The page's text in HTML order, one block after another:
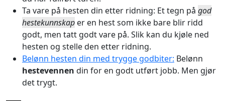
Ta vare på hesten din etter ridning: Et tegn på god
hestekunnskap er en hest som ikke bare blir ridd
godt, men tatt godt vare på. Slik kan du kjøle ned
hesten og stelle den etter ridning.
Belønn hesten din med trygge godbiter: Belønn
hestevennen din for en godt utført jobb. Men gjør
det trygt.